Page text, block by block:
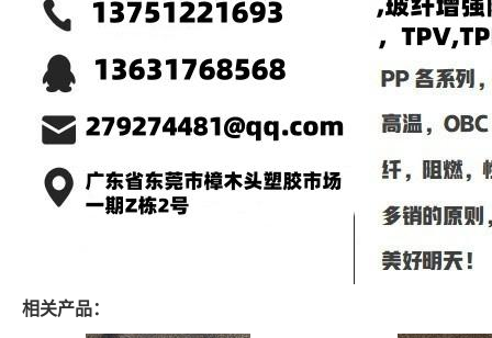
相关产品：